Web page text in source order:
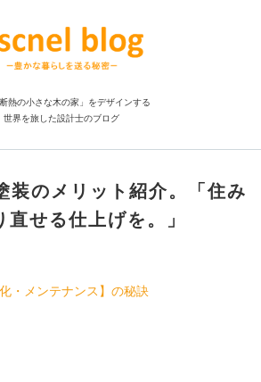
断熱の小さな木の家」をデザインする
世界を旅した設計士のブログ
装のメリット紹介。「住み
せる仕上げを。」
化・メンテナンス】の秘訣